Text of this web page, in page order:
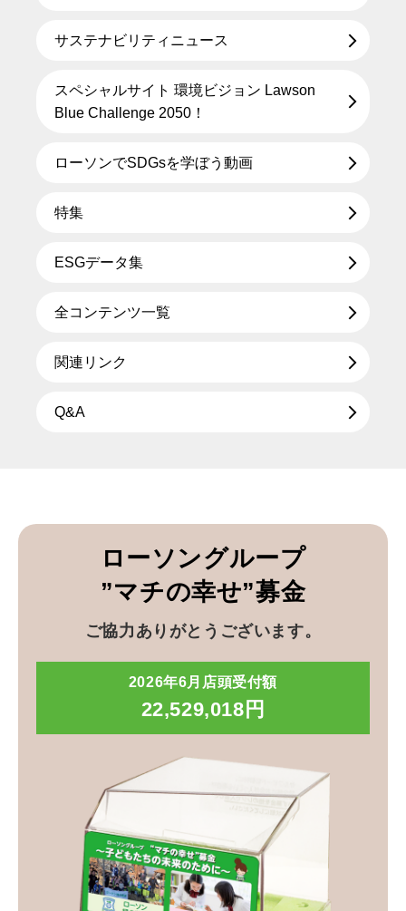
サステナビリティニュース
スペシャルサイト 環境ビジョン Lawson
Blue Challenge 2050！
ローソンでSDGsを学ぼう動画
特集
ESGデータ集
全コンテンツ一覧
関連リンク
Q&A
ローソングループ
”マチの幸せ”募金
ご協力ありがとうございます。
2026年6月店頭受付額
22,529,018円